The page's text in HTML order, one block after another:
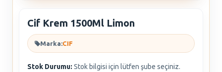
Cif Krem 1500Ml Limon
Marka:CIF
Stok Durumu: Stok bilgisi için lütfen şube seçiniz.